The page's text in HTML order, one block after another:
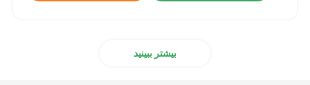
بیشتر ببینید